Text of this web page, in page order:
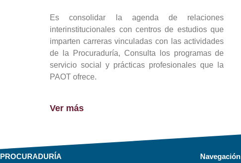
Es consolidar la agenda de relaciones
interinstitucionales con centros de estudios que
imparten carreras vinculadas con las actividades
de la Procuraduría, Consulta los programas de
servicio social y prácticas profesionales que la
PAOT ofrece.
Ver más
PROCURADURÍA Navegación